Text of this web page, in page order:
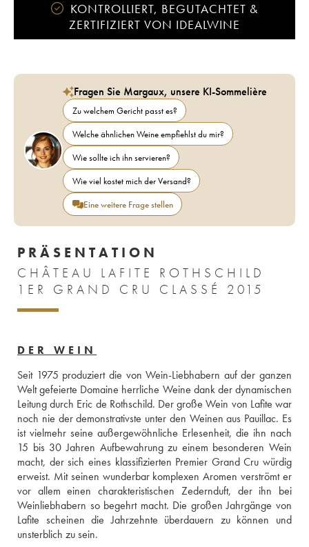
KONTROLLIERT, BEGUTACHTET &
ZERTIFIZIERT VON IDEALWINE
Fragen Sie Margaux, unsere KI-Sommelière
Zu welchem Gericht passt es?
Welche ähnlichen Weine empfiehlst du mir?
Wie sollte ich ihn servieren?
Wie viel kostet mich der Versand?
Eine weitere Frage stellen
PRÄSENTATION
CHÂTEAU LAFITE ROTHSCHILD
1ER GRAND CRU CLASSÉ 2015
DER WEIN
Seit 1975 produziert die von Wein-Liebhabern auf der ganzen
Welt gefeierte Domaine herrliche Weine dank der dynamischen
Leitung durch Eric de Rothschild. Der große Wein von Lafite war
noch nie der demonstrativste unter den Weinen aus Pauillac. Es
ist vielmehr seine außergewöhnliche Erlesenheit, die ihn nach
15 bis 30 Jahren Aufbewahrung zu einem besonderen Wein
macht, der sich eines klassifizierten Premier Grand Cru würdig
erweist. Mit seinen wunderbar komplexen Aromen verströmt er
vor allem einen charakteristischen Zedernduft, der ihn bei
Weinliebhabern so begehrt macht. Die großen Jahrgänge von
Lafite scheinen die Jahrzehnte überdauern zu können und
unsterblich zu sein.